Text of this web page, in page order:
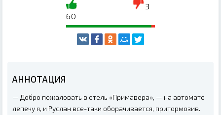
60
3
АННОТАЦИЯ
— Добро пожаловать в отель «Примавера», — на автомате
лепечу я, и Руслан все-таки оборачивается, притормозив.